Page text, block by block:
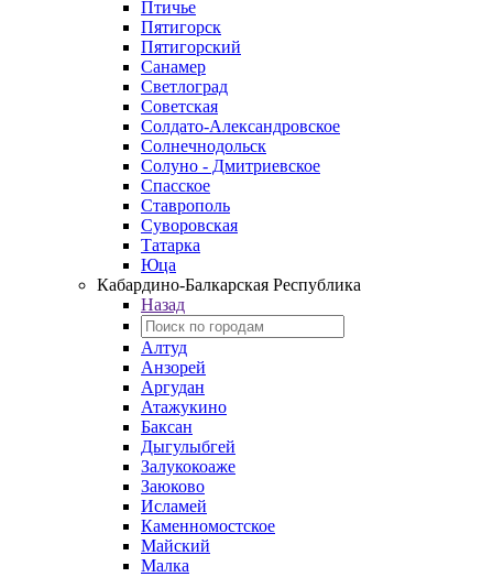
Птичье
Пятигорск
Пятигорский
Санамер
Светлоград
Советская
Солдато-Александровское
Солнечнодольск
Солуно - Дмитриевское
Спасское
Ставрополь
Суворовская
Татарка
Юца
Кабардино‑Балкарская Республика
Назад
Алтуд
Анзорей
Аргудан
Атажукино
Баксан
Дыгулыбгей
Залукокоаже
Заюково
Исламей
Каменномостское
Майский
Малка